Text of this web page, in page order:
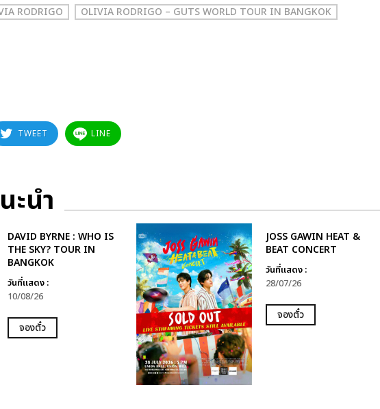
RODRIGO OLIVIA RODRIGO – GUTS WORLD TOUR IN BANGKOK
TWEET LINE
ะนำ
DAVID BYRNE : WHO IS
THE SKY? TOUR IN
BANGKOK
วันที่แสดง :
10/08/26
จองตั๋ว
JOSS GAWIN HEAT &
BEAT CONCERT
วันที่แสดง :
28/07/26
จองตั๋ว